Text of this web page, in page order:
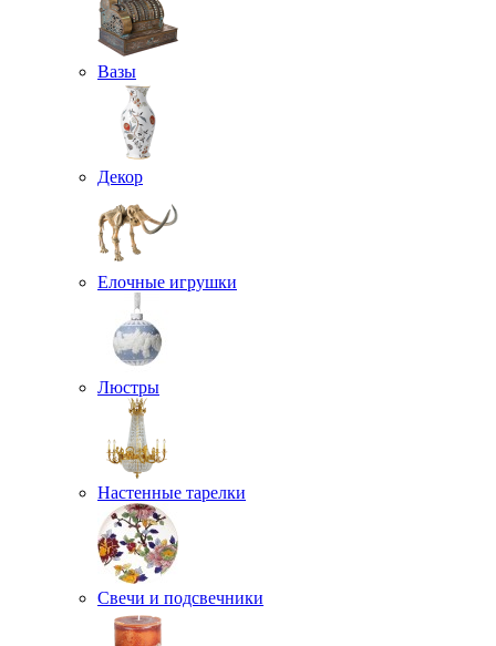
Вазы
Декор
Елочные игрушки
Люстры
Настенные тарелки
Свечи и подсвечники